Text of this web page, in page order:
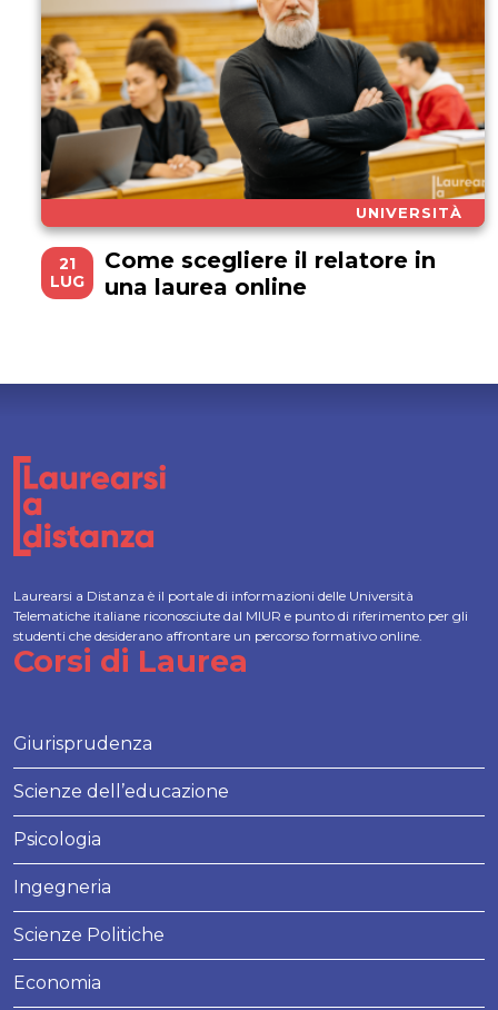
UNIVERSITÀ
21
LUG
Come scegliere il relatore in
una laurea online
Laurearsi a Distanza è il portale di informazioni delle Università
Telematiche italiane riconosciute dal MIUR e punto di riferimento per gli
studenti che desiderano affrontare un percorso formativo online.
Corsi di Laurea
Giurisprudenza
Scienze dell’educazione
Psicologia
Ingegneria
Scienze Politiche
Economia